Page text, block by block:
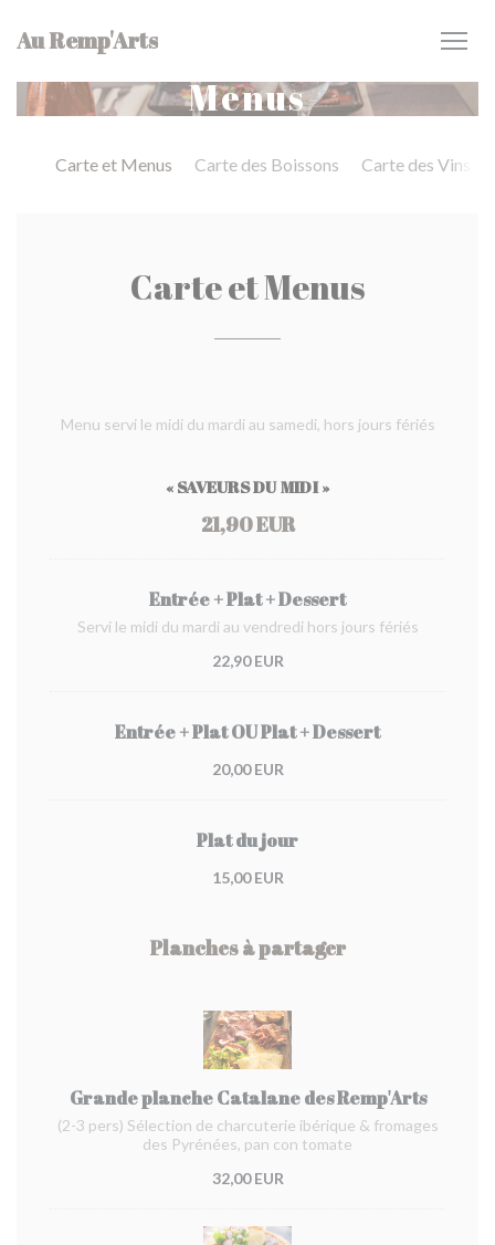
Au Remp'Arts
Menus
Carte et Menus Carte des Boissons Carte des Vins
Carte et Menus
Menu servi le midi du mardi au samedi, hors jours fériés
« SAVEURS DU MIDI »
21,90 EUR
Entrée + Plat + Dessert
Servi le midi du mardi au vendredi hors jours fériés
22,90 EUR
Entrée + Plat OU Plat + Dessert
20,00 EUR
Plat du jour
15,00 EUR
Planches à partager
Grande planche Catalane des Remp'Arts
(2-3 pers) Sélection de charcuterie ibérique & fromages
des Pyrénées, pan con tomate
32,00 EUR